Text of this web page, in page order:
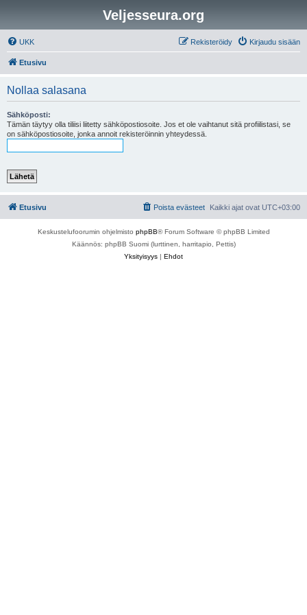
Veljesseura.org
UKK Kirjaudu sisään
Rekisteröidy
Etusivu
Nollaa salasana
Sähköposti:
Tämän täytyy olla tiliisi liitetty sähköpostiosoite. Jos et ole vaihtanut sitä profiilistasi, se
on sähköpostiosoite, jonka annoit rekisteröinnin yhteydessä.
Etusivu Kaikki ajat ovat UTC+03:00
Poista evästeet
Keskustelufoorumin ohjelmisto phpBB® Forum Software © phpBB Limited
Käännös: phpBB Suomi (lurttinen, harritapio, Pettis)
Yksityisyys | Ehdot